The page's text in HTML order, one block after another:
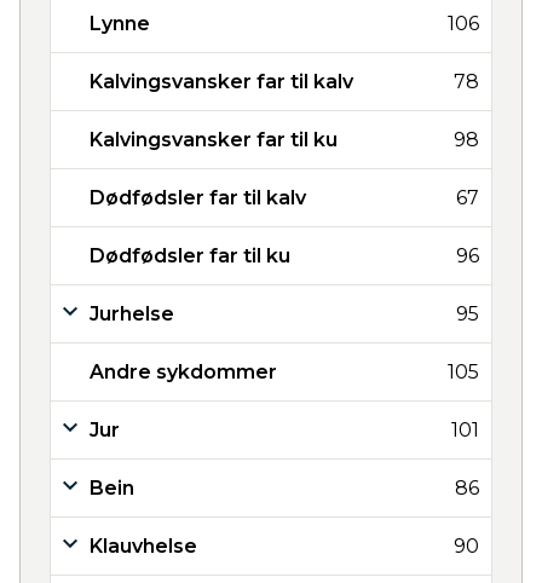
Lynne 106
Kalvingsvansker far til kalv 78
Kalvingsvansker far til ku 98
Dødfødsler far til kalv 67
Dødfødsler far til ku 96
Jurhelse 95
Andre sykdommer 105
Jur 101
Bein 86
Klauvhelse 90